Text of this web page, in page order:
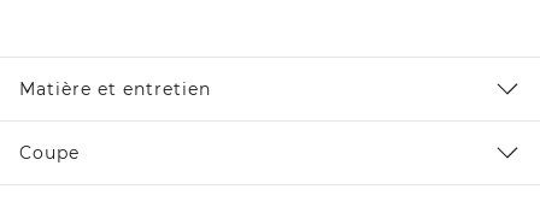
Matière et entretien
Coupe